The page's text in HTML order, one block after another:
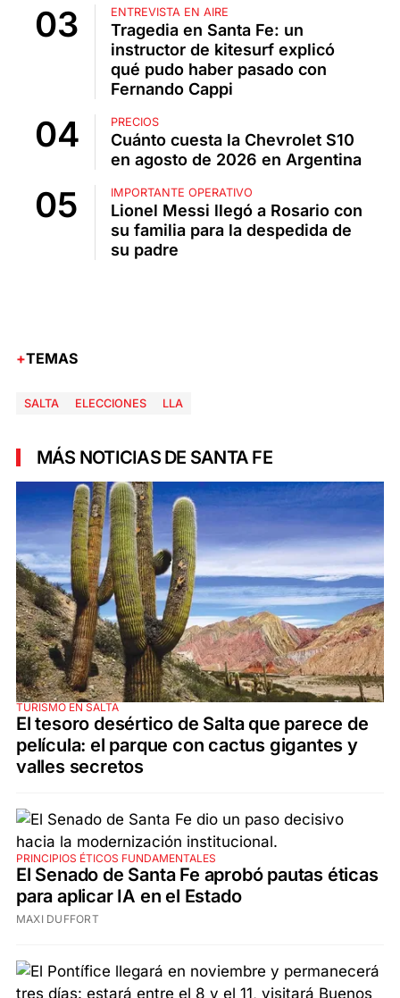
ENTREVISTA EN AIRE
Tragedia en Santa Fe: un
instructor de kitesurf explicó
qué pudo haber pasado con
Fernando Cappi
PRECIOS
Cuánto cuesta la Chevrolet S10
en agosto de 2026 en Argentina
IMPORTANTE OPERATIVO
Lionel Messi llegó a Rosario con
su familia para la despedida de
su padre
TEMAS
SALTA ELECCIONES LLA
MÁS NOTICIAS DE SANTA FE
TURISMO EN SALTA
El tesoro desértico de Salta que parece de
película: el parque con cactus gigantes y
valles secretos
PRINCIPIOS ÉTICOS FUNDAMENTALES
El Senado de Santa Fe aprobó pautas éticas
para aplicar IA en el Estado
MAXI DUFFORT